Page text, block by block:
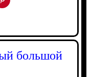
большой